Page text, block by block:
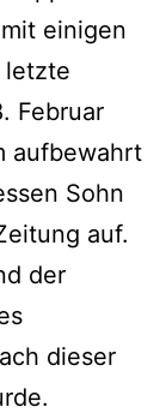
einigen
letzte
Februar
aufbewahrt
Sohn
auf.
der
dieser